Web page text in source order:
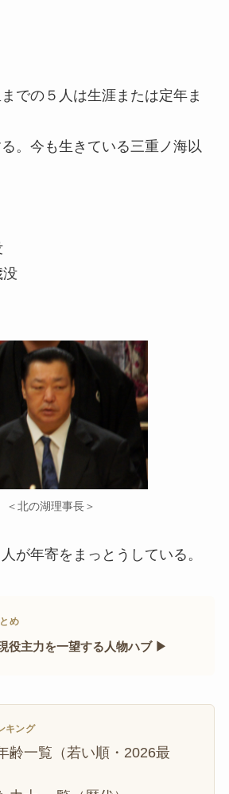
での５人は生涯または定年ま
。今も生きている三重ノ海以
＜北の湖理事長＞
が年寄をまっとうしている。
め
役主力を一望する人物ハブ ▶
キング
齢一覧（若い順・2026最